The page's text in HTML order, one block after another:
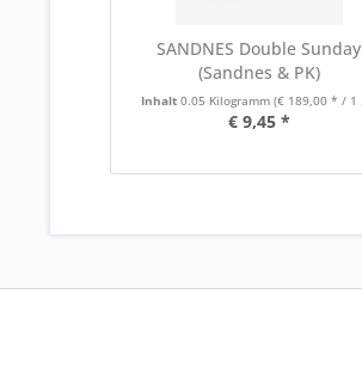
SANDNES Double Sunday
(Sandnes & PK)
Inhalt 0.05 Kilogramm (€ 189,00 * / 1 Kilogramm)
€ 9,45 *